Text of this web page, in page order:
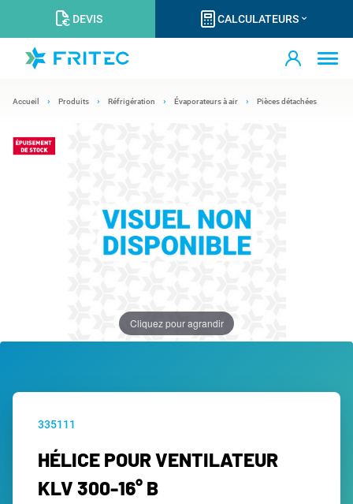
DEVIS CALCULATEURS
Accueil Produits Réfrigération Évaporateurs à air Pièces détachées
Cliquez pour agrandir
335111
HÉLICE POUR VENTILATEUR
KLV 300-16° B